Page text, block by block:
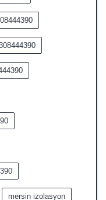
mersin izolasyon